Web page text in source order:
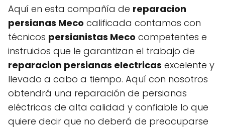
Aquí en esta compañía de reparacion
persianas Meco calificada contamos con
técnicos persianistas Meco competentes e
instruidos que le garantizan el trabajo de
reparacion persianas electricas excelente y
llevado a cabo a tiempo. Aquí con nosotros
obtendrá una reparación de persianas
eléctricas de alta calidad y confiable lo que
quiere decir que no deberá de preocuparse